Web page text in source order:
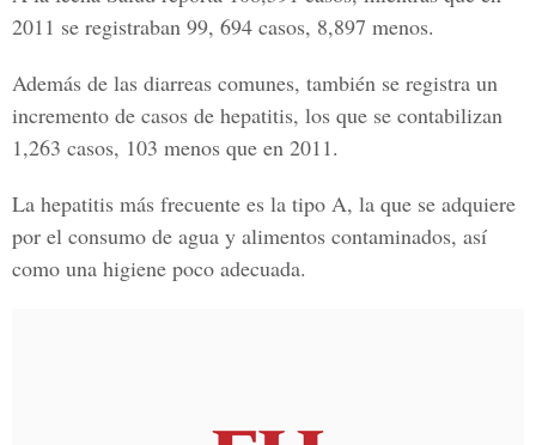
2011 se registraban 99, 694 casos, 8,897 menos.
Además de las diarreas comunes, también se registra un
incremento de casos de hepatitis, los que se contabilizan
1,263 casos, 103 menos que en 2011.
La hepatitis más frecuente es la tipo A, la que se adquiere
por el consumo de agua y alimentos contaminados, así
como una higiene poco adecuada.